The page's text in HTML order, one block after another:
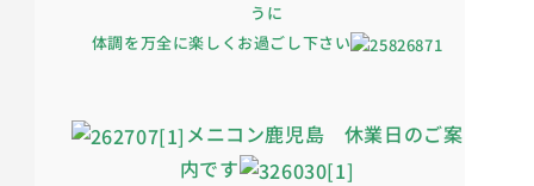
うに
体調を万全に楽しくお過ごし下さい
メニコン鹿児島 休業日のご案
内です